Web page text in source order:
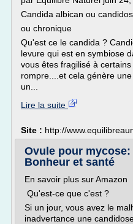
Candida albican ou
ou chronique
Qu'est ce le candida ?
levure qui est en symbiose
vous êtes fragilisé à
rompre....et cela génère
un...
Lire la suite
Site : http://
Ovule pour mycose:
Bonheur et santé
En savoir plus sur Amazon
Qu'est-ce que c'est ?
Si un jour, vous avez le
inadvertance une